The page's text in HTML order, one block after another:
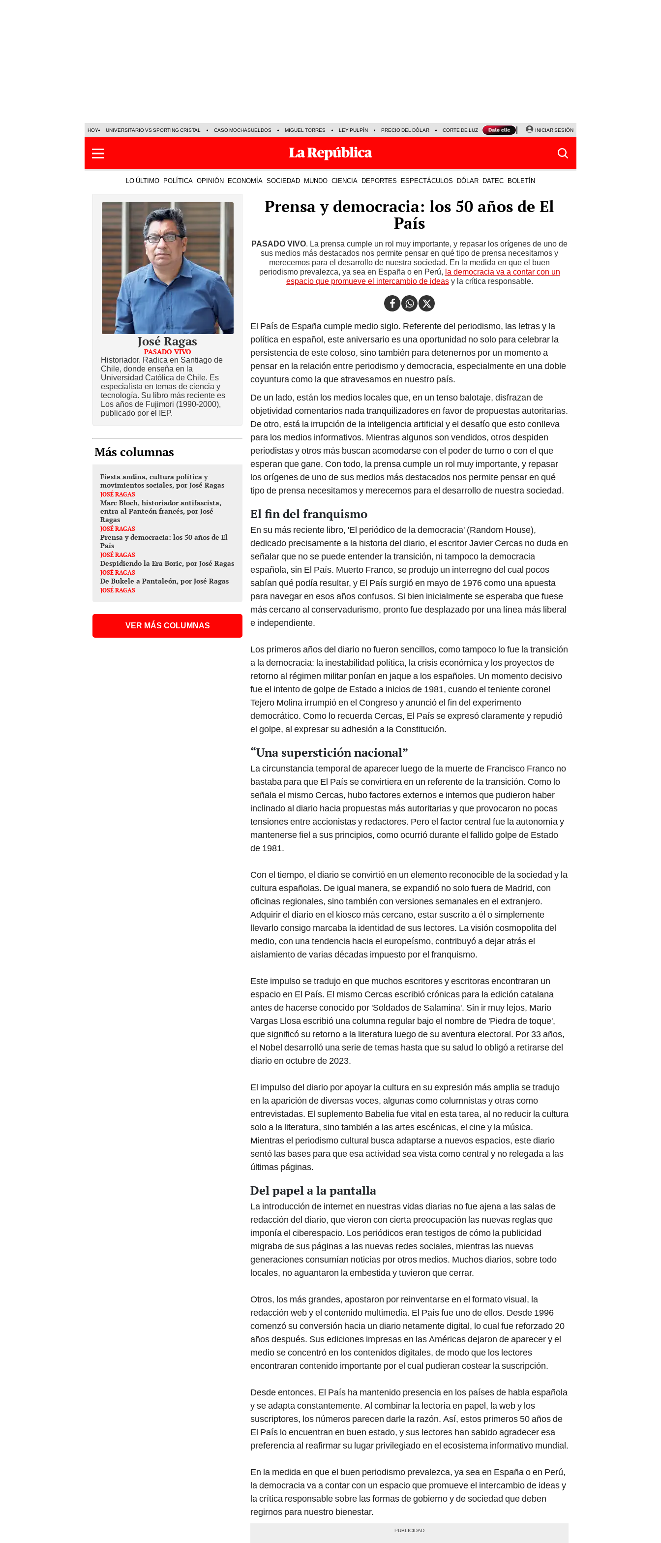
HOY UNIVERSITARIO VS SPORTING CRISTAL CASO MOCHASUELDOS MIGUEL TORRES LEY PULPÍN PRECIO DEL DÓLAR CORTE DE LUZ VIERNES 7 DE AGOSTO ALBERTO BENAVIDES
INICIAR SESIÓN
LO ÚLTIMO POLÍTICA OPINIÓN ECONOMÍA SOCIEDAD MUNDO CIENCIA DEPORTES ESPECTÁCULOS DÓLAR DATEC BOLETÍN
Prensa y democracia: los 50 años de El
País
PASADO VIVO. La prensa cumple un rol muy importante, y repasar los orígenes de uno de
sus medios más destacados nos permite pensar en qué tipo de prensa necesitamos y
merecemos para el desarrollo de nuestra sociedad. En la medida en que el buen
periodismo prevalezca, ya sea en España o en Perú, la democracia va a contar con un
espacio que promueve el intercambio de ideasy la crítica responsable.
El País de España cumple medio siglo. Referente del periodismo, las letras y la
política en español, este aniversario es una oportunidad no solo para celebrar la
persistencia de este coloso, sino también para detenernos por un momento a
pensar en la relación entre periodismo y democracia, especialmente en una doble
coyuntura como la que atravesamos en nuestro país.
De un lado, están los medios locales que, en un tenso balotaje, disfrazan de
objetividad comentarios nada tranquilizadores en favor de propuestas autoritarias.
De otro, está la irrupción de la inteligencia artificial y el desafío que esto conlleva
para los medios informativos. Mientras algunos son vendidos, otros despiden
periodistas y otros más buscan acomodarse con el poder de turno o con el que
esperan que gane. Con todo, la prensa cumple un rol muy importante, y repasar
los orígenes de uno de sus medios más destacados nos permite pensar en qué
tipo de prensa necesitamos y merecemos para el desarrollo de nuestra sociedad.
El fin del franquismo
En su más reciente libro, 'El periódico de la democracia' (Random House),
dedicado precisamente a la historia del diario, el escritor Javier Cercas no duda en
señalar que no se puede entender la transición, ni tampoco la democracia
española, sin El País. Muerto Franco, se produjo un interregno del cual pocos
sabían qué podía resultar, y El País surgió en mayo de 1976 como una apuesta
para navegar en esos años confusos. Si bien inicialmente se esperaba que fuese
más cercano al conservadurismo, pronto fue desplazado por una línea más liberal
e independiente.
Los primeros años del diario no fueron sencillos, como tampoco lo fue la transición
a la democracia: la inestabilidad política, la crisis económica y los proyectos de
retorno al régimen militar ponían en jaque a los españoles. Un momento decisivo
fue el intento de golpe de Estado a inicios de 1981, cuando el teniente coronel
Tejero Molina irrumpió en el Congreso y anunció el fin del experimento
democrático. Como lo recuerda Cercas, El País se expresó claramente y repudió
el golpe, al expresar su adhesión a la Constitución.
“Una superstición nacional”
La circunstancia temporal de aparecer luego de la muerte de Francisco Franco no
bastaba para que El País se convirtiera en un referente de la transición. Como lo
señala el mismo Cercas, hubo factores externos e internos que pudieron haber
inclinado al diario hacia propuestas más autoritarias y que provocaron no pocas
tensiones entre accionistas y redactores. Pero el factor central fue la autonomía y
mantenerse fiel a sus principios, como ocurrió durante el fallido golpe de Estado
de 1981.
Con el tiempo, el diario se convirtió en un elemento reconocible de la sociedad y la
cultura españolas. De igual manera, se expandió no solo fuera de Madrid, con
oficinas regionales, sino también con versiones semanales en el extranjero.
Adquirir el diario en el kiosco más cercano, estar suscrito a él o simplemente
llevarlo consigo marcaba la identidad de sus lectores. La visión cosmopolita del
medio, con una tendencia hacia el europeísmo, contribuyó a dejar atrás el
aislamiento de varias décadas impuesto por el franquismo.
Este impulso se tradujo en que muchos escritores y escritoras encontraran un
espacio en El País. El mismo Cercas escribió crónicas para la edición catalana
antes de hacerse conocido por 'Soldados de Salamina'. Sin ir muy lejos, Mario
Vargas Llosa escribió una columna regular bajo el nombre de 'Piedra de toque',
que significó su retorno a la literatura luego de su aventura electoral. Por 33 años,
el Nobel desarrolló una serie de temas hasta que su salud lo obligó a retirarse del
diario en octubre de 2023.
El impulso del diario por apoyar la cultura en su expresión más amplia se tradujo
en la aparición de diversas voces, algunas como columnistas y otras como
entrevistadas. El suplemento Babelia fue vital en esta tarea, al no reducir la cultura
solo a la literatura, sino también a las artes escénicas, el cine y la música.
Mientras el periodismo cultural busca adaptarse a nuevos espacios, este diario
sentó las bases para que esa actividad sea vista como central y no relegada a las
últimas páginas.
Del papel a la pantalla
La introducción de internet en nuestras vidas diarias no fue ajena a las salas de
redacción del diario, que vieron con cierta preocupación las nuevas reglas que
imponía el ciberespacio. Los periódicos eran testigos de cómo la publicidad
migraba de sus páginas a las nuevas redes sociales, mientras las nuevas
generaciones consumían noticias por otros medios. Muchos diarios, sobre todo
locales, no aguantaron la embestida y tuvieron que cerrar.
Otros, los más grandes, apostaron por reinventarse en el formato visual, la
redacción web y el contenido multimedia. El País fue uno de ellos. Desde 1996
comenzó su conversión hacia un diario netamente digital, lo cual fue reforzado 20
años después. Sus ediciones impresas en las Américas dejaron de aparecer y el
medio se concentró en los contenidos digitales, de modo que los lectores
encontraran contenido importante por el cual pudieran costear la suscripción.
Desde entonces, El País ha mantenido presencia en los países de habla española
y se adapta constantemente. Al combinar la lectoría en papel, la web y los
suscriptores, los números parecen darle la razón. Así, estos primeros 50 años de
El País lo encuentran en buen estado, y sus lectores han sabido agradecer esa
preferencia al reafirmar su lugar privilegiado en el ecosistema informativo mundial.
En la medida en que el buen periodismo prevalezca, ya sea en España o en Perú,
la democracia va a contar con un espacio que promueve el intercambio de ideas y
la crítica responsable sobre las formas de gobierno y de sociedad que deben
regirnos para nuestro bienestar.
José Ragas
PASADO VIVO
Historiador. Radica en Santiago de
Chile, donde enseña en la
Universidad Católica de Chile. Es
especialista en temas de ciencia y
tecnología. Su libro más reciente es
Los años de Fujimori (1990-2000),
publicado por el IEP.
Más columnas
Fiesta andina, cultura política y
movimientos sociales, por José Ragas
JOSÉ RAGAS
Marc Bloch, historiador antifascista,
entra al Panteón francés, por José
Ragas
JOSÉ RAGAS
Prensa y democracia: los 50 años de El
País
JOSÉ RAGAS
Despidiendo la Era Boric, por José Ragas
JOSÉ RAGAS
De Bukele a Pantaleón, por José Ragas
JOSÉ RAGAS
VER MÁS COLUMNAS